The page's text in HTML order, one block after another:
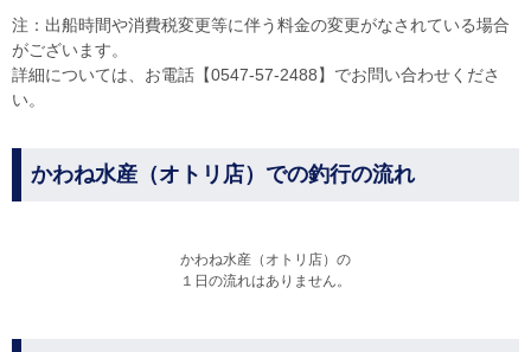
注：出船時間や消費税変更等に伴う料金の変更がなされている場合
がございます。
詳細については、お電話【0547-57-2488】でお問い合わせくださ
い。
かわね水産（オトリ店）での釣行の流れ
かわね水産（オトリ店）の
１日の流れはありません。